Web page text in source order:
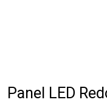
Panel LED